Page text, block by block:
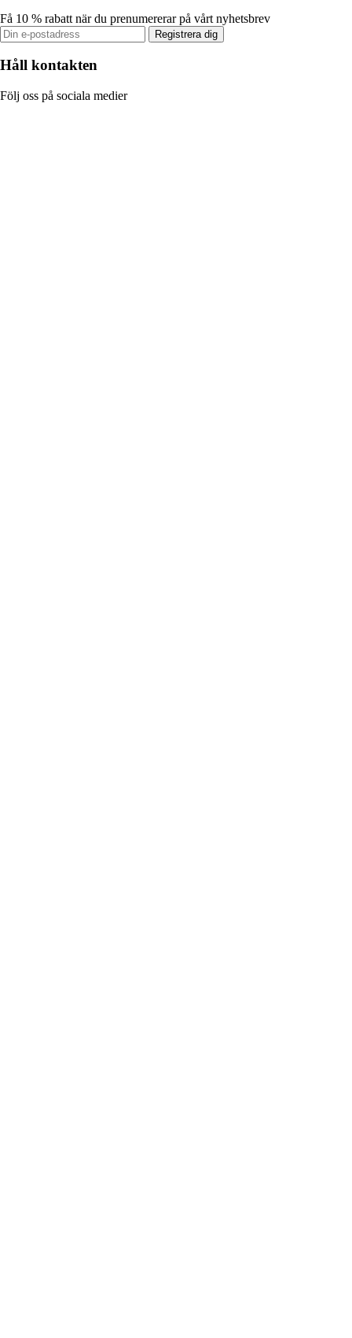
Få 10 % rabatt när du prenumererar på vårt nyhetsbrev
Registrera dig
Håll kontakten
Följ oss på sociala medier